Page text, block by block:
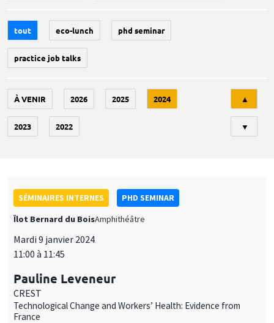
tout eco-lunch phd seminar
practice job talks
À VENIR 2026 2025 2024
2023 2022
▲
▼
SÉMINAIRES INTERNES
PHD SEMINAR
Îlot Bernard du BoisAmphithéâtre
Mardi 9 janvier 2024
11:00 à 11:45
Pauline Leveneur
CREST
Technological Change and Workers’ Health: Evidence from
France